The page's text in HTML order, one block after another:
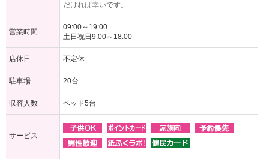
だければ幸いです。
営業時間
09:00～19:00
土日祝日9:00～18:00
店休日 不定休
駐車場 20台
収容人数 ベッド5台
サービス